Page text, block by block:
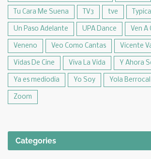
Tu Cara Me Suena TV3 tve
Un Paso Adelante UPA Dance Ven A
Veneno Veo Como Cantas Vicente
Vidas De Cine Viva La Vida Y Ahora
Ya es mediodia Yo Soy Yola Berrocal
Zoom
Categories